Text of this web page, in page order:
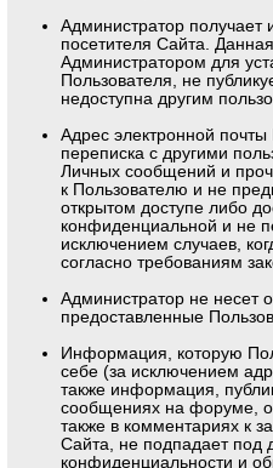
Администратор
посетителя Сайта.
Администратором для
Пользователя, не
недоступна другим
Адрес электронной почты
переписка с другими
Личных сообщений и
к Пользователю и не
открытом доступе либо
конфиденциальной и не
исключением случаев,
согласно требованиям
Администратор не несет
предоставленные
Информация, которую
себе (за исключением
также информация,
сообщениях на форуме,
также в комментариях к
Сайта, не подпадает под
конфиденциальности и